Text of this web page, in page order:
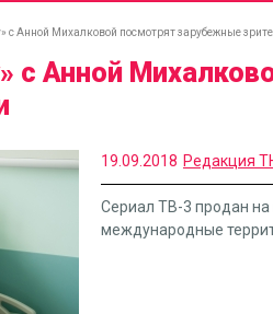
с Анной Михалковой посмотрят зарубежные
Анной
19.09.2018 Редакция
Сериал ТВ-3 продан на
международные